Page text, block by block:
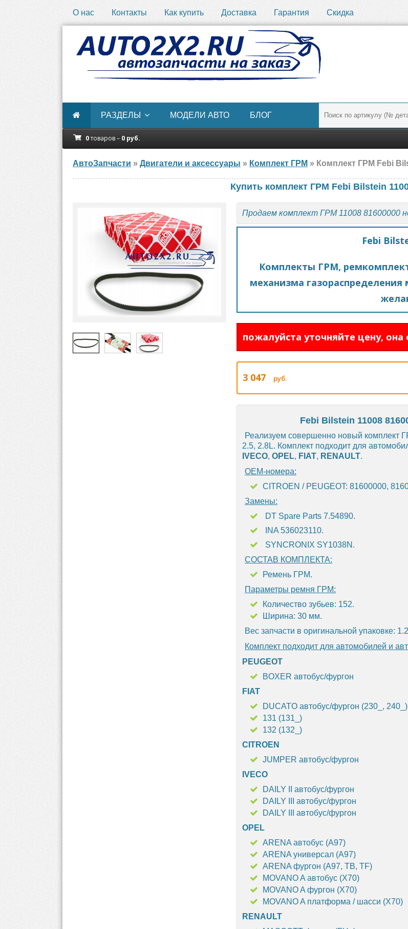
О нас Контакты Как купить Доставка Гарантия Скидка
РАЗДЕЛЫ МОДЕЛИ АВТО БЛОГ
0товаров – 0 руб.
АвтоЗапчасти » Двигатели и аксессуары » Комплект ГРМ » Комплект ГРМ Febi
Купить комплект ГРМ Febi Bilstein
Продаем комплект ГРМ 11008 81600000
Febi
Комплекты ГРМ,
механизма
пожалуйста уточняйте цену,
3 047 руб.
Febi Bilstein 11008
Реализуем совершенно новый комплект
2.5, 2.8L. Комплект подходит для
IVECO, OPEL, FIAT, RENAULT.
OEM-номера:
CITROEN / PEUGEOT: 81600000,
Замены:
DT Spare Parts 7.54890.
INA 536023110.
SYNCRONIX SY1038N.
СОСТАВ КОМПЛЕКТА:
Ремень ГРМ.
Параметры ремня ГРМ:
Количество зубьев: 152.
Ширина: 30 мм.
Вес запчасти в оригинальной упаковке: 1.2
Комплект подходит для автомобилей и
PEUGEOT
BOXER автобус/фургон
FIAT
DUCATO автобус/фургон (230_, 240_)
131 (131_)
132 (132_)
CITROEN
JUMPER автобус/фургон
IVECO
DAILY II автобус/фургон
DAILY III автобус/фургон
DAILY III автобус/фургон
OPEL
ARENA автобус (A97)
ARENA универсал (A97)
ARENA фургон (A97, TB, TF)
MOVANO A автобус (X70)
MOVANO A фургон (X70)
MOVANO A платформа / шасси (X70)
RENAULT